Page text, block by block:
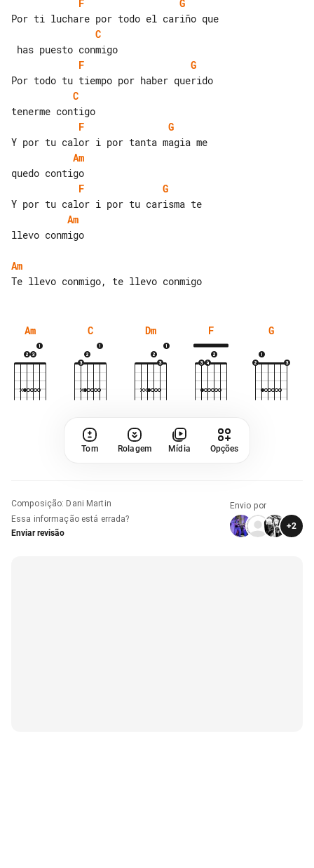
F
G
C
F
G
C
F
G
Am
F
G
Am
llevo conmigo
Am
Am C Dm F G
Tom Rolagem Mídia Opções
Composição: Dani Martin
Essa informação está errada?
Enviar revisão
Envio por
+2